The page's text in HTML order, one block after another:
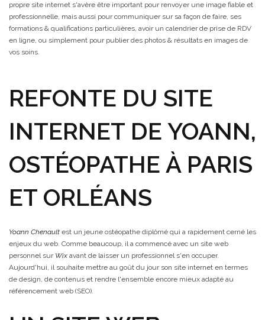
propre site internet s'avère être important pour renvoyer une image fiable et
professionnelle, mais aussi pour communiquer sur sa façon de faire, ses
formations & qualifications particulières, avoir un calendrier de prise de RDV
en ligne, ou simplement pour publier des photos & résultats en images de
vos soins.
REFONTE DU SITE
INTERNET DE YOANN,
OSTÉOPATHE À PARIS
ET ORLÉANS
Yoann Chenault est un jeune ostéopathe diplômé qui a rapidement cerné les
enjeux du web. Comme beaucoup, il a commencé avec un site web
personnel sur Wix avant de laisser un professionnel s'en occuper.
Aujourd'hui, il souhaite mettre au goût du jour son site internet en termes
de design, de contenus et rendre l'ensemble encore mieux adapté au
référencement web (SEO).